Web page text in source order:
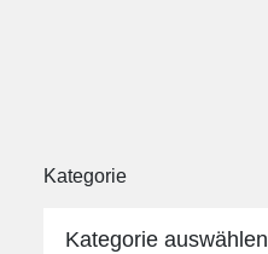
Kategorie
Kategorie auswählen